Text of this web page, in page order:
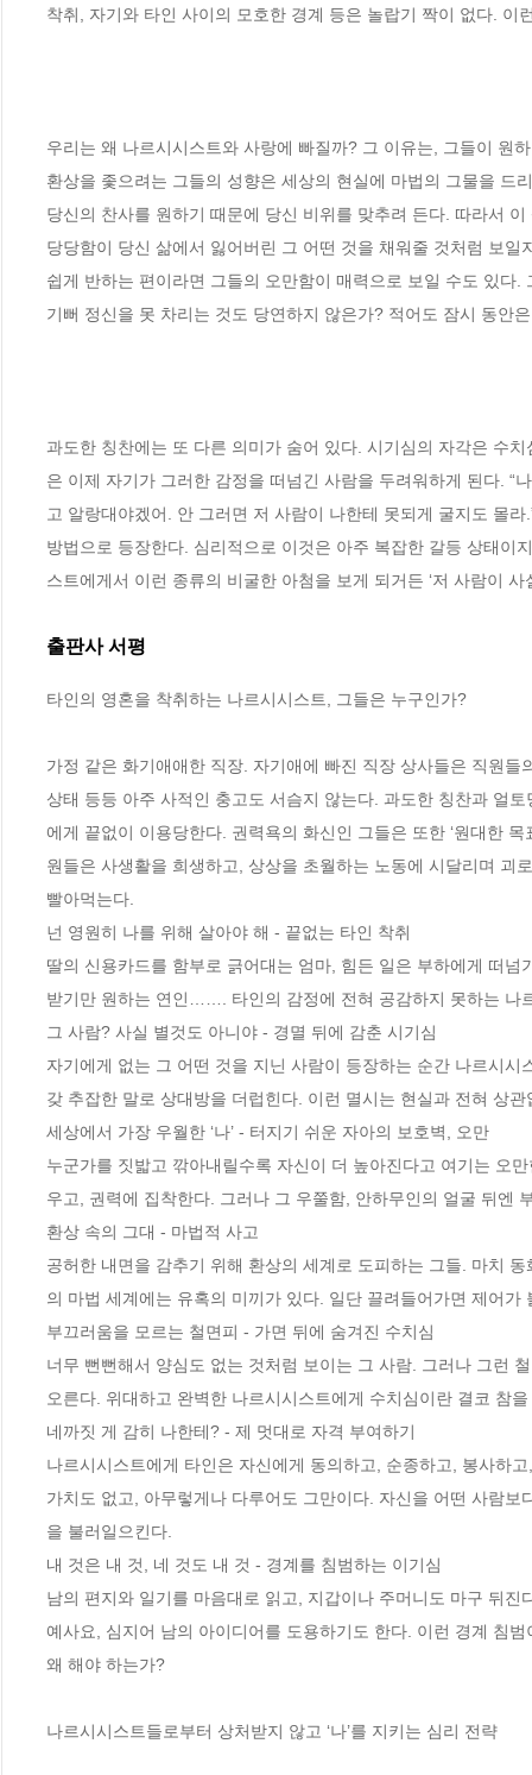
착취, 자기와 타인 사이의 모호한 경계 등은 놀랍기 짝이 없다.
우리는 왜 나르시시스트와 사랑에 빠질까? 그 이유는, 그들이 원
환상을 좇으려는 그들의 성향은 세상의 현실에 마법의 그물을 드
당신의 찬사를 원하기 때문에 당신 비위를 맞추려 든다. 따라서
당당함이 당신 삶에서 잃어버린 그 어떤 것을 채워줄 것처럼 보
쉽게 반하는 편이라면 그들의 오만함이 매력으로 보일 수도 있다
기뻐 정신을 못 차리는 것도 당연하지 않은가? 적어도 잠시 동안
과도한 칭찬에는 또 다른 의미가 숨어 있다. 시기심의 자각은 수
은 이제 자기가 그러한 감정을 떠넘긴 사람을 두려워하게 된다.
고 알랑대야겠어. 안 그러면 저 사람이 나한테 못되게 굴지도 몰
방법으로 등장한다. 심리적으로 이것은 아주 복잡한 갈등 상태이
스트에게서 이런 종류의 비굴한 아첨을 보게 되거든 ‘저 사람이
출판사 서평
타인의 영혼을 착취하는 나르시시스트, 그들은 누구인가?
가정 같은 화기애애한 직장. 자기애에 빠진 직장 상사들은 직원
상태 등등 아주 사적인 충고도 서슴지 않는다. 과도한 칭찬과 얼
에게 끝없이 이용당한다. 권력욕의 화신인 그들은 또한 ‘원대한
원들은 사생활을 희생하고, 상상을 초월하는 노동에 시달리며 괴
빨아먹는다.
넌 영원히 나를 위해 살아야 해 - 끝없는 타인 착취
딸의 신용카드를 함부로 긁어대는 엄마, 힘든 일은 부하에게 떠
받기만 원하는 연인……. 타인의 감정에 전혀 공감하지 못하는 나
그 사람? 사실 별것도 아니야 - 경멸 뒤에 감춘 시기심
자기에게 없는 그 어떤 것을 지닌 사람이 등장하는 순간 나르시
갖 추잡한 말로 상대방을 더럽힌다. 이런 멸시는 현실과 전혀 상
세상에서 가장 우월한 ‘나’ - 터지기 쉬운 자아의 보호벽, 오만
누군가를 짓밟고 깎아내릴수록 자신이 더 높아진다고 여기는 오
우고, 권력에 집착한다. 그러나 그 우쭐함, 안하무인의 얼굴 뒤엔
환상 속의 그대 - 마법적 사고
공허한 내면을 감추기 위해 환상의 세계로 도피하는 그들. 마치
의 마법 세계에는 유혹의 미끼가 있다. 일단 끌려들어가면 제어
부끄러움을 모르는 철면피 - 가면 뒤에 숨겨진 수치심
너무 뻔뻔해서 양심도 없는 것처럼 보이는 그 사람. 그러나 그런
오른다. 위대하고 완벽한 나르시시스트에게 수치심이란 결코 참
네까짓 게 감히 나한테? - 제 멋대로 자격 부여하기
나르시시스트에게 타인은 자신에게 동의하고, 순종하고, 봉사하
가치도 없고, 아무렇게나 다루어도 그만이다. 자신을 어떤 사람
을 불러일으킨다.
내 것은 내 것, 네 것도 내 것 - 경계를 침범하는 이기심
남의 편지와 일기를 마음대로 읽고, 지갑이나 주머니도 마구 뒤
예사요, 심지어 남의 아이디어를 도용하기도 한다. 이런 경계 침
왜 해야 하는가?
나르시시스트들로부터 상처받지 않고 ‘나’를 지키는 심리 전략